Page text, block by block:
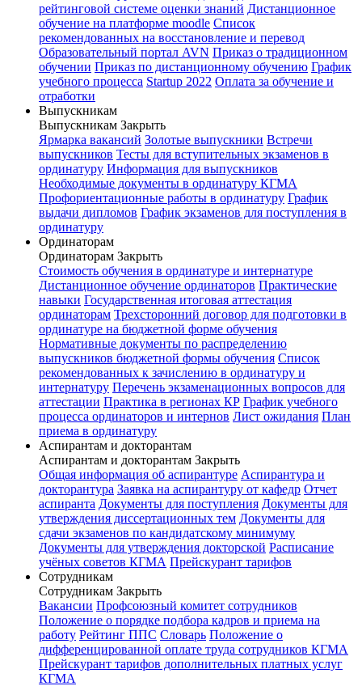
рейтинговой системе оценки знаний Дистанционное
обучение на платформе moodle Список
рекомендованных на восстановление и перевод
Образовательный портал AVN Приказ о традиционном
обучении Приказ по дистанционному обучению График
учебного процесса Startup 2022 Оплата за обучение и
отработки
Выпускникам
Выпускникам Закрыть
Ярмарка вакансий Золотые выпускники Встречи
выпускников Тесты для вступительных экзаменов в
ординатуру Информация для выпускников
Необходимые документы в ординатуру КГМА
Профориентационные работы в ординатуру График
выдачи дипломов График экзаменов для поступления в
ординатуру
Ординаторам
Ординаторам Закрыть
Стоимость обучения в ординатуре и интернатуре
Дистанционное обучение ординаторов Практические
навыки Государственная итоговая аттестация
ординаторам Трехсторонний договор для подготовки в
ординатуре на бюджетной форме обучения
Нормативные документы по распределению
выпускников бюджетной формы обучения Список
рекомендованных к зачислению в ординатуру и
интернатуру Перечень экзаменационных вопросов для
аттестации Практика в регионах КР График учебного
процесса ординаторов и интернов Лист ожидания План
приема в ординатуру
Аспирантам и докторантам
Аспирантам и докторантам Закрыть
Общая информация об аспирантуре Аспирантура и
докторантура Заявка на аспирантуру от кафедр Отчет
аспиранта Документы для поступления Документы для
утверждения диссертационных тем Документы для
сдачи экзаменов по кандидатскому минимуму
Документы для утверждения докторской Расписание
учёных советов КГМА Прейскурант тарифов
Сотрудникам
Сотрудникам Закрыть
Вакансии Профсоюзный комитет сотрудников
Положение о порядке подбора кадров и приема на
работу Рейтинг ППС Словарь Положение о
дифференцированной оплате труда сотрудников КГМА
Прейскурант тарифов дополнительных платных услуг
КГМА